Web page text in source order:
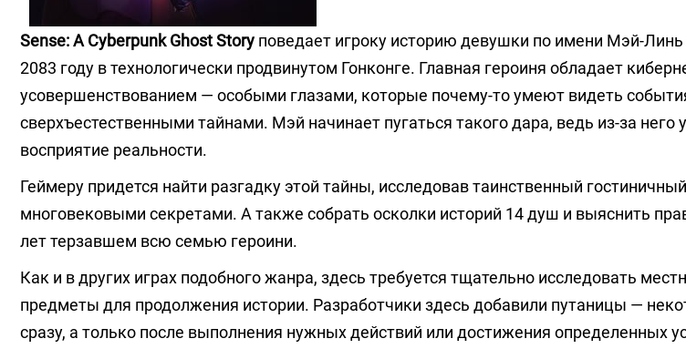
Sense: A Cyberpunk Ghost Story поведает игроку историю девушки по имени Мэй-
2083 году в технологически продвинутом Гонконге. Главная героиня обладает
усовершенствованием — особыми глазами, которые почему-то умеют видеть
сверхъестественными тайнами. Мэй начинает пугаться такого дара, ведь из-за него
восприятие реальности.
Геймеру придется найти разгадку этой тайны, исследовав таинственный
многовековыми секретами. А также собрать осколки историй 14 душ и выяснить
лет терзавшем всю семью героини.
Как и в других играх подобного жанра, здесь требуется тщательно исследовать
предметы для продолжения истории. Разработчики здесь добавили путаницы —
сразу, а только после выполнения нужных действий или достижения определенных